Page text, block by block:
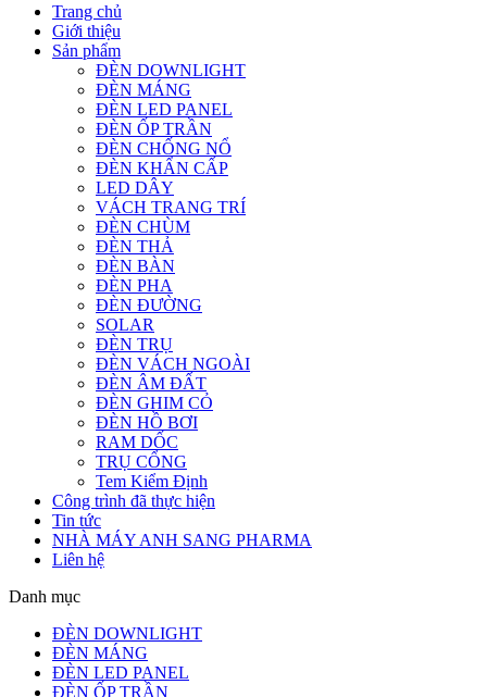
Trang chủ
Giới thiệu
Sản phẩm
ĐÈN DOWNLIGHT
ĐÈN MÁNG
ĐÈN LED PANEL
ĐÈN ỐP TRẦN
ĐÈN CHỐNG NỔ
ĐÈN KHẨN CẤP
LED DÂY
VÁCH TRANG TRÍ
ĐÈN CHÙM
ĐÈN THẢ
ĐÈN BÀN
ĐÈN PHA
ĐÈN ĐƯỜNG
SOLAR
ĐÈN TRỤ
ĐÈN VÁCH NGOÀI
ĐÈN ÂM ĐẤT
ĐÈN GHIM CỎ
ĐÈN HỒ BƠI
RAM DỐC
TRỤ CỔNG
Tem Kiểm Định
Công trình đã thực hiện
Tin tức
NHÀ MÁY ANH SANG PHARMA
Liên hệ
Danh mục
ĐÈN DOWNLIGHT
ĐÈN MÁNG
ĐÈN LED PANEL
ĐÈN ỐP TRẦN